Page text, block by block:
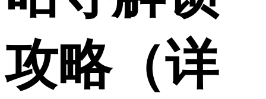
攻略（详